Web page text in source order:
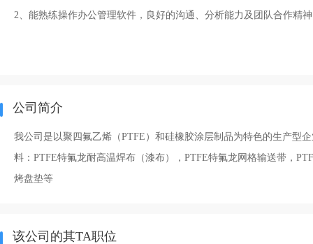
2、能熟练操作办公管理软件，良好的沟通、分析能力及团队合作精
公司简介
我公司是以聚四氟乙烯（PTFE）和硅橡胶涂层制品为特色的生产型
料：PTFE特氟龙耐高温焊布（漆布），PTFE特氟龙网格输送带，
烤盘垫等
该公司的其TA职位